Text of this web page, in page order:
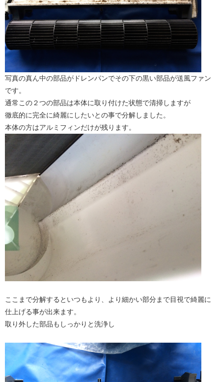
写真の真ん中の部品がドレンパンでその下の黒い部品が送風ファン
です。
通常この２つの部品は本体に取り付けた状態で清掃しますが
徹底的に完全に綺麗にしたいとの事で分解しました。
本体の方はアルミフィンだけが残ります。
ここまで分解するといつもより、より細かい部分まで目視で綺麗に
仕上げる事が出来ます。
取り外した部品もしっかりと洗浄し